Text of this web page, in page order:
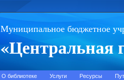
Муниципальное бюджетное
«Центральная
О библиотеке Услуги Ресурсы